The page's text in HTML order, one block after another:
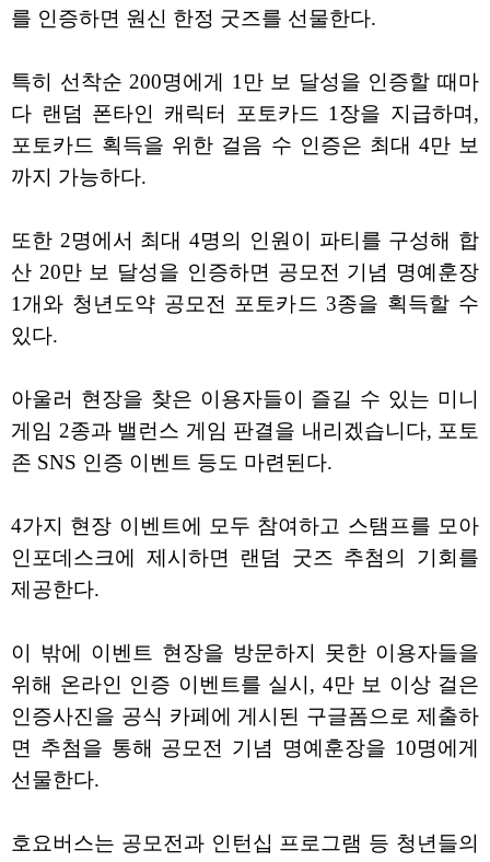
를 인증하면 원신 한정 굿즈를 선물한다.
특히 선착순 200명에게 1만 보 달성을 인증할 때마
다 랜덤 폰타인 캐릭터 포토카드 1장을 지급하며,
포토카드 획득을 위한 걸음 수 인증은 최대 4만 보
까지 가능하다.
또한 2명에서 최대 4명의 인원이 파티를 구성해 합
산 20만 보 달성을 인증하면 공모전 기념 명예훈장
1개와 청년도약 공모전 포토카드 3종을 획득할 수
있다.
아울러 현장을 찾은 이용자들이 즐길 수 있는 미니
게임 2종과 밸런스 게임 판결을 내리겠습니다, 포토
존 SNS 인증 이벤트 등도 마련된다.
4가지 현장 이벤트에 모두 참여하고 스탬프를 모아
인포데스크에 제시하면 랜덤 굿즈 추첨의 기회를
제공한다.
이 밖에 이벤트 현장을 방문하지 못한 이용자들을
위해 온라인 인증 이벤트를 실시, 4만 보 이상 걸은
인증사진을 공식 카페에 게시된 구글폼으로 제출하
면 추첨을 통해 공모전 기념 명예훈장을 10명에게
선물한다.
호요버스는 공모전과 인턴십 프로그램 등 청년들의